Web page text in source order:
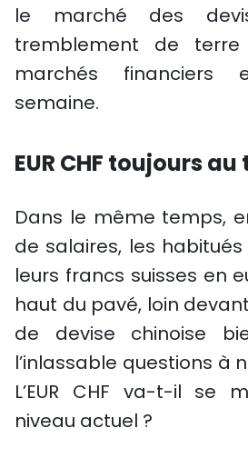
le marché des
tremblement de
marchés
semaine.
EUR CHF toujours
Dans le même temps,
de salaires, les
leurs francs suisses en
haut du pavé, loin
de devise chinoise
l’inlassable questions à
L’EUR CHF va-t-il se
niveau actuel ?